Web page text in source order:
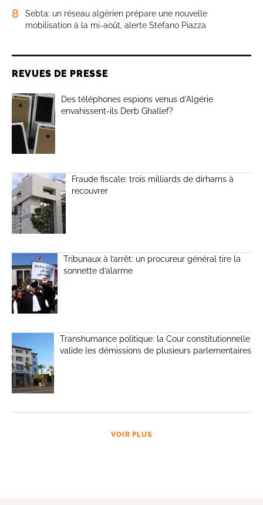
8
Sebta: un réseau algérien prépare une nouvelle
mobilisation à la mi-août, alerte Stefano Piazza
REVUES DE PRESSE
Des téléphones espions venus d’Algérie
envahissent-ils Derb Ghallef?
Fraude fiscale: trois milliards de dirhams à
recouvrer
Tribunaux à l’arrêt: un procureur général tire la
sonnette d’alarme
Transhumance politique: la Cour constitutionnelle
valide les démissions de plusieurs parlementaires
VOIR PLUS